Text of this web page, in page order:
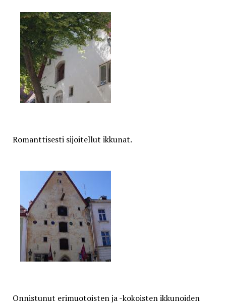
Romanttisesti sijoitellut ikkunat.
Onnistunut erimuotoisten ja -kokoisten ikkunoiden